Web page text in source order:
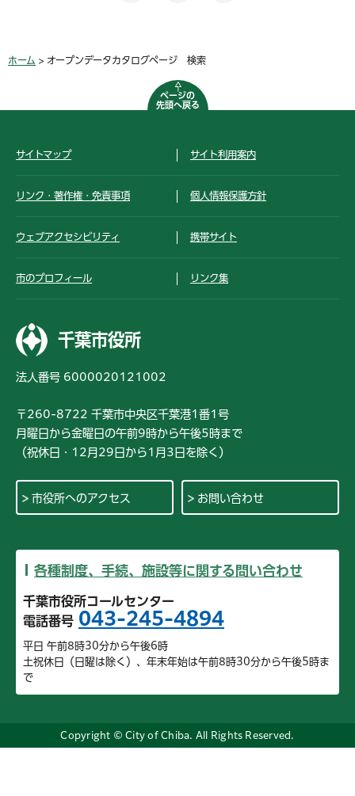
ホーム > オープンデータカタログページ 検索
ページの
先頭へ戻る
サイトマップ サイト利用案内
リンク・著作権・免責事項 個人情報保護方針
ウェブアクセシビリティ 携帯サイト
市のプロフィール リンク集
千葉市役所
法人番号 6000020121002
〒260-8722 千葉市中央区千葉港1番1号
月曜日から金曜日の午前9時から午後5時まで
（祝休日・12月29日から1月3日を除く）
市役所へのアクセス お問い合わせ
各種制度、手続、施設等に関する問い合わせ
千葉市役所コールセンター
電話番号 043-245-4894
平日 午前8時30分から午後6時
土祝休日（日曜は除く）、年末年始は午前8時30分から午後5時ま
で
Copyright © City of Chiba. All Rights Reserved.